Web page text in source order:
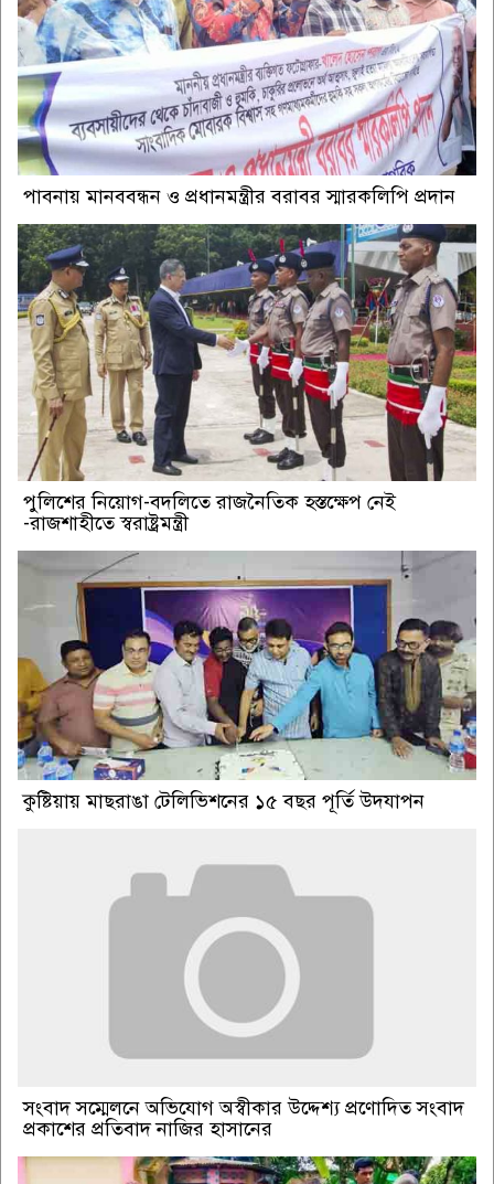
পাবনায় মানববন্ধন ও প্রধানমন্ত্রীর বরাবর স্মারকলিপি প্রদান
পুলিশের নিয়োগ-বদলিতে রাজনৈতিক হস্তক্ষেপ নেই
-রাজশাহীতে স্বরাষ্ট্রমন্ত্রী
কুষ্টিয়ায় মাছরাঙা টেলিভিশনের ১৫ বছর পূর্তি উদযাপন
সংবাদ সম্মেলনে অভিযোগ অস্বীকার উদ্দেশ্য প্রণোদিত সংবাদ
প্রকাশের প্রতিবাদ নাজির হাসানের